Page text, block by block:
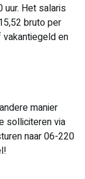
uur. Het salaris
bruto per
en
park
vriendin kan.
dagen (alleen
manier
solliciteren via
naar 06-220